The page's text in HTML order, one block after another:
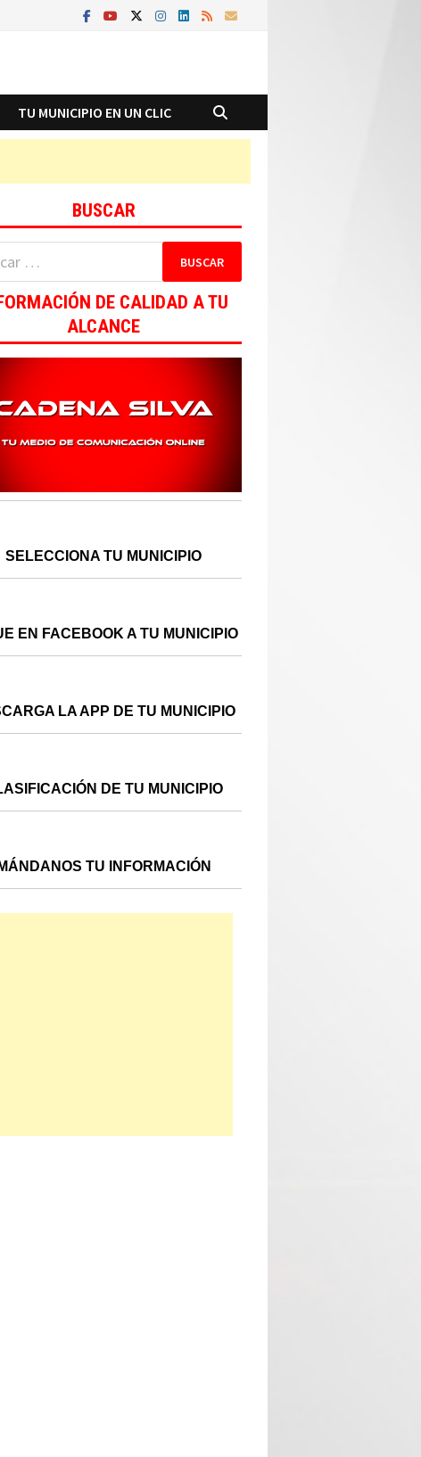
TU MUNICIPIO EN UN CLIC
BUSCAR
DE CALIDAD A TU
ALCANCE
SELECCIONA TU MUNICIPIO
EN FACEBOOK A TU MUNICIPIO
LA APP DE TU MUNICIPIO
DE TU MUNICIPIO
MÁNDANOS TU INFORMACIÓN